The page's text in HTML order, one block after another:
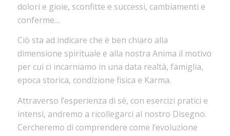
dolori e gioie, sconfitte e successi, cambiamenti e
conferme…
Ciò sta ad indicare che è ben chiaro alla
dimensione spirituale e alla nostra Anima il motivo
per cui ci incarniamo in una data realtà, famiglia,
epoca storica, condizione fisica e Karma.
Attraverso l’esperienza di sé, con esercizi pratici e
intensi, andremo a ricollegarci al nostro Disegno.
Cercheremo di comprendere come l’evoluzione